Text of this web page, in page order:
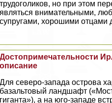
трудоголиков, но при этом
являться внимательными,
супругами, хорошими отцами
Достопримечательности
описание
Для северо-запада острова
базальтовый ландшафт
гиганта»), а на юго-западе